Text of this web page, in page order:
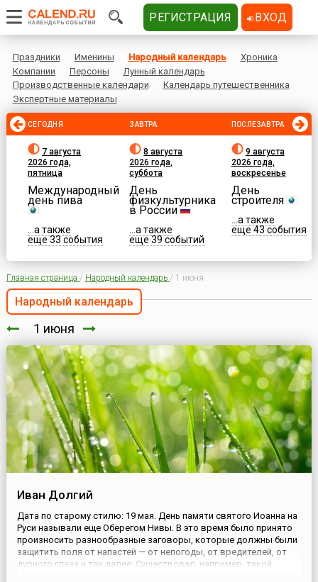
Праздники Именины Народный календарь
Хроника
Компании
Персоны
Лунный календарь
Производственные календари
Календарь путешественника
Экспертные материалы
СЕГОДНЯ
7 августа
2026 года,
пятница
Международный
день пива
...а также
еще 33 события
ЗАВТРА
8 августа
2026 года,
суббота
День
физкультурника
в России
...а также
еще 39 событий
ПОСЛЕЗАВТРА
9 августа
2026 года,
воскресенье
День
строителя
...а также
еще 43 события
Главная страница / Народный календарь / 1 июня
Народный календарь
1 июня
Иван Долгий
Дата по старому стилю: 19 мая. День памяти святого Иоанна на
Руси называли еще Оберегом Нивы. В это время было принято
произносить разнообразные заговоры, которые должны были
защитить поля от напастей — от непогоды, от вредителей, от
дурного глаза и так далее. Существовал, например, такой
РЕГИСТРАЦИЯ ВХОД